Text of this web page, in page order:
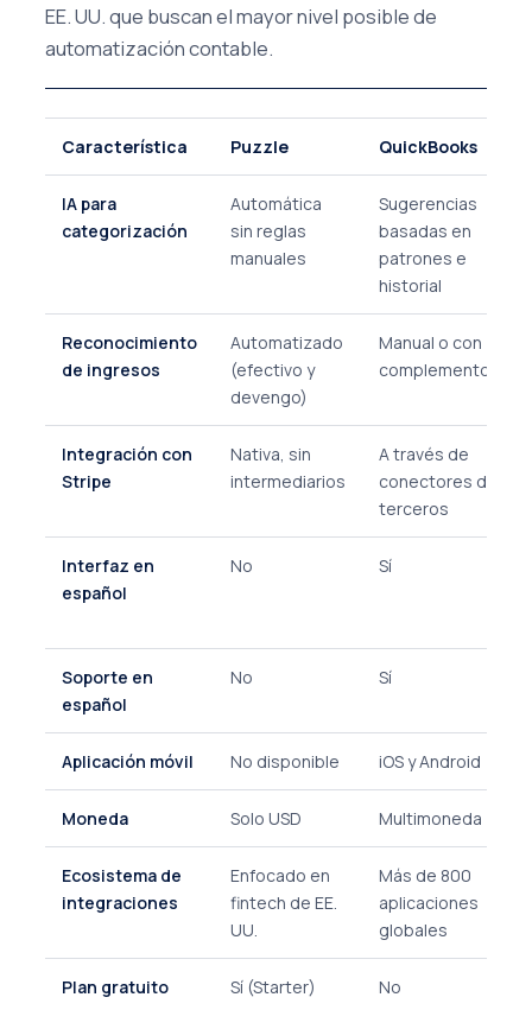
EE. UU. que buscan el mayor nivel posible de
automatización contable.
Característica Puzzle QuickBooks
IA para
categorización
Automática
sin reglas
manuales
Sugerencias
basadas en
patrones e
historial
Reconocimiento
de ingresos
Automatizado
(efectivo y
devengo)
Manual o con
complementos
Integración con
Stripe
Nativa, sin
intermediarios
A través de
conectores de
terceros
Interfaz en
español
No Sí
Soporte en
español
No Sí
Aplicación móvil No disponible iOS y Android
Moneda Solo USD Multimoneda
Ecosistema de
integraciones
Enfocado en
fintech de EE.
UU.
Más de 800
aplicaciones
globales
Plan gratuito Sí (Starter) No